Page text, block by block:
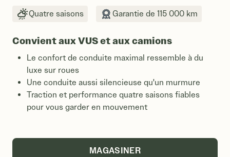
Quatre saisons Garantie de 115 000 km
Convient aux VUS et aux camions
Le confort de conduite maximal ressemble à du
luxe sur roues
Une conduite aussi silencieuse qu'un murmure
Traction et performance quatre saisons fiables
pour vous garder en mouvement
MAGASINER